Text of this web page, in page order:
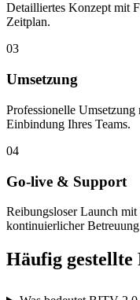
Detailliertes Konzept mit
Zeitplan.
03
Umsetzung
Professionelle
Einbindung Ihres Teams.
04
Go-live & Support
Reibungsloser Launch
kontinuierlicher
Häufig gestellte